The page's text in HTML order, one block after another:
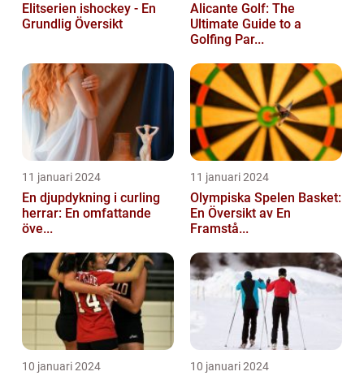
Elitserien ishockey - En
Grundlig Översikt
Alicante Golf: The
Ultimate Guide to a
Golfing Par...
11 januari 2024
En djupdykning i curling
herrar: En omfattande
öve...
11 januari 2024
Olympiska Spelen Basket:
En Översikt av En
Framstå...
10 januari 2024 10 januari 2024